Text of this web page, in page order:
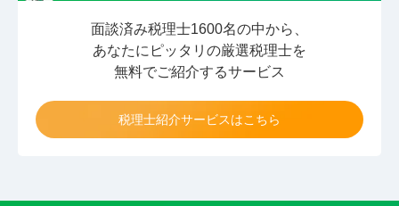
面談済み税理士1600名の中から、
あなたにピッタリの厳選税理士を
無料でご紹介するサービス
税理士紹介サービスはこちら